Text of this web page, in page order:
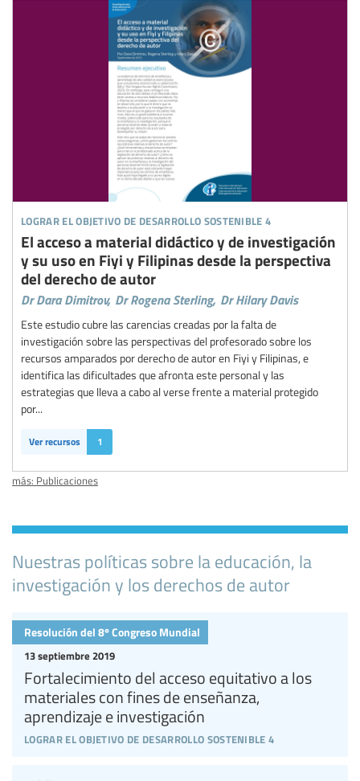
lograr el objetivo de desarrollo sostenible 4
El acceso a material didáctico y de investigación
y su uso en Fiyi y Filipinas desde la perspectiva
del derecho de autor
Dr Dara Dimitrov, Dr Rogena Sterling, Dr Hilary Davis
Este estudio cubre las carencias creadas por la falta de
investigación sobre las perspectivas del profesorado sobre los
recursos amparados por derecho de autor en Fiyi y Filipinas, e
identifica las dificultades que afronta este personal y las
estrategias que lleva a cabo al verse frente a material protegido
por...
Ver recursos 1
más: Publicaciones
Nuestras políticas sobre la educación, la
investigación y los derechos de autor
lograr el objetivo de desarrollo sostenible 4
13 septiembre 2019
Fortalecimiento del acceso equitativo a los
materiales con fines de enseñanza,
aprendizaje e investigación
Resolución del 8º Congreso Mundial